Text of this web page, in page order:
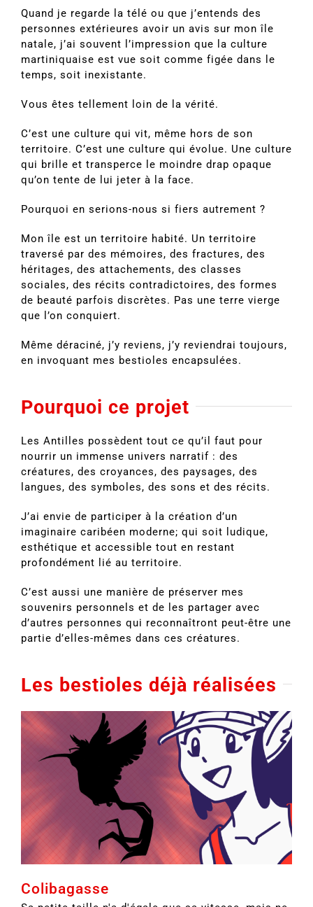
Quand je regarde la télé ou que j’entends des
personnes extérieures avoir un avis sur mon île
natale, j’ai souvent l’impression que la culture
martiniquaise est vue soit comme figée dans le
temps, soit inexistante.
Vous êtes tellement loin de la vérité.
C’est une culture qui vit, même hors de son
territoire. C’est une culture qui évolue. Une culture
qui brille et transperce le moindre drap opaque
qu’on tente de lui jeter à la face.
Pourquoi en serions-nous si fiers autrement ?
Mon île est un territoire habité. Un territoire
traversé par des mémoires, des fractures, des
héritages, des attachements, des classes
sociales, des récits contradictoires, des formes
de beauté parfois discrètes. Pas une terre vierge
que l’on conquiert.
Même déraciné, j’y reviens, j’y reviendrai toujours,
en invoquant mes bestioles encapsulées.
Pourquoi ce projet
Les Antilles possèdent tout ce qu’il faut pour
nourrir un immense univers narratif : des
créatures, des croyances, des paysages, des
langues, des symboles, des sons et des récits.
J’ai envie de participer à la création d’un
imaginaire caribéen moderne; qui soit ludique,
esthétique et accessible tout en restant
profondément lié au territoire.
C’est aussi une manière de préserver mes
souvenirs personnels et de les partager avec
d’autres personnes qui reconnaîtront peut-être une
partie d’elles-mêmes dans ces créatures.
Les bestioles déjà réalisées
Colibagasse